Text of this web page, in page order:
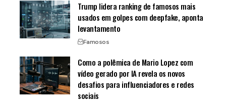
Trump lidera ranking de famosos mais
usados em golpes com deepfake, aponta
levantamento
Famosos
Como a polêmica de Mario Lopez com
vídeo gerado por IA revela os novos
desafios para influenciadores e redes
sociais